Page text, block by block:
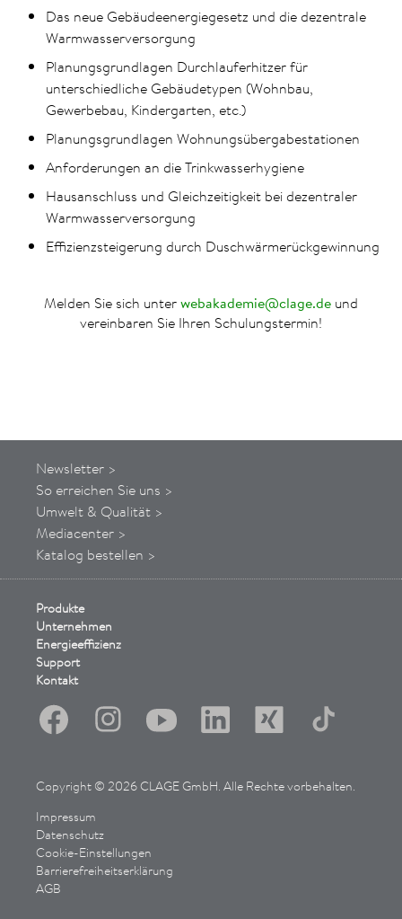
Das neue Gebäudeenergiegesetz und die dezentrale
Warmwasserversorgung
Planungsgrundlagen Durchlauferhitzer für
unterschiedliche Gebäudetypen (Wohnbau,
Gewerbebau, Kindergarten, etc.)
Planungsgrundlagen Wohnungsübergabestationen
Anforderungen an die Trinkwasserhygiene
Hausanschluss und Gleichzeitigkeit bei dezentraler
Warmwasserversorgung
Effizienzsteigerung durch Duschwärmerückgewinnung
Melden Sie sich unterwebakademie@clage.de und
vereinbaren Sie Ihren Schulungstermin!
Newsletter >
So erreichen Sie uns >
Umwelt & Qualität >
Mediacenter >
Katalog bestellen >
Produkte
Unternehmen
Energieeffizienz
Support
Kontakt
Copyright © 2026 CLAGE GmbH. Alle Rechte vorbehalten.
Impressum
Datenschutz
Cookie-Einstellungen
Barrierefreiheitserklärung
AGB